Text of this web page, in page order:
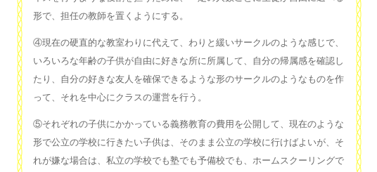
形で、担任の教師を置くようにする。
④現在の硬直的な教室わりに代えて、わりと緩いサークルのような感じで、
いろいろな年齢の子供が自由に好きな所に所属して、自分の帰属感を確認し
たり、自分の好きな友人を確保できるような形のサークルのようなものを作
って、それを中心にクラスの運営を行う。
⑤それぞれの子供にかかっている義務教育の費用を公開して、現在のような
形で公立の学校に行きたい子供は、そのまま公立の学校に行けばよいが、そ
れが嫌な場合は、私立の学校でも塾でも予備校でも、ホームスクーリングで